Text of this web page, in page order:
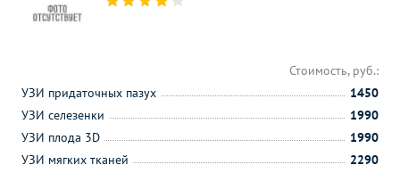
Стоимость, руб.:
УЗИ придаточных пазух
1450
УЗИ селезенки
1990
УЗИ плода 3D
1990
УЗИ мягких тканей
2290